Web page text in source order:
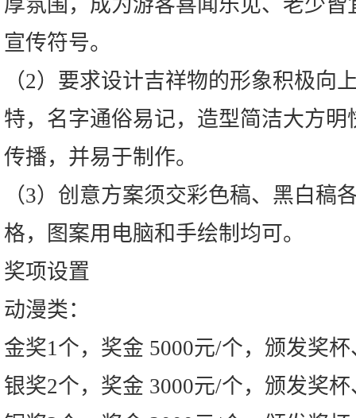
厚氛围，成为游客喜闻乐见、老少
宣传符号。
（2）要求设计吉祥物的形象积极向
特，名字通俗易记，造型简洁大方
传播，并易于制作。
（3）创意方案须交彩色稿、黑白稿
格，图案用电脑和手绘制均可。
奖项设置
动漫类：
金奖1个，奖金 5000元/个，颁发奖
银奖2个，奖金 3000元/个，颁发奖